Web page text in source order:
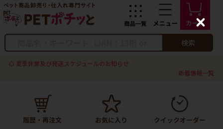
検索
夏季休業及び発送スケジュールのお知らせ
新着情報一覧
C
l
s